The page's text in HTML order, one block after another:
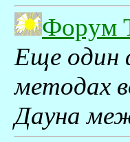
Форум
Еще один
методах
Дауна